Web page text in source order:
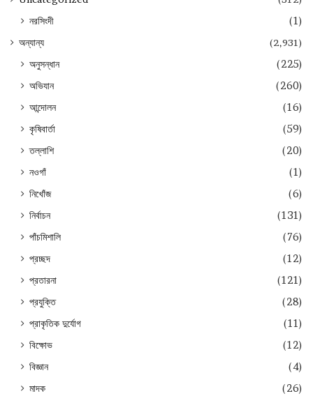
নরসিংদী (1)
অন্যান্য (2,931)
অনুসন্ধান
(225)
অভিযান
(260)
আন্দোলন
(16)
কৃষিবার্তা
(59)
তল্লাশি
(20)
নওগাঁ
(1)
নিখোঁজ
(6)
নির্বাচন
(131)
পাঁচমিশালি
(76)
প্রচ্ছদ
(12)
প্রতারনা
(121)
প্রযুক্তি
(28)
প্রাকৃতিক দুর্যোগ
(11)
বিক্ষোভ
(12)
বিজ্ঞান
(4)
মাদক
(26)